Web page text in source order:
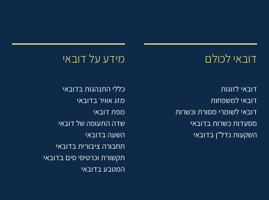
דובאי לכולם
דובאי לזוגות
דובאי למשפחות
דובאי לשומרי מסורת וכשרות
מסעדות כשרות בדובאי
השקעות נדל"ן בדובאי
מידע על דובאי
כללי התנהגות בדובאי
מזג אוויר בדובאי
מפת דובאי
שדה התעופה של דובאי
השעה בדובאי
תחבורה ציבורית בדובאי
תקשורת וכרטיסי סים בדובאי
המטבע בדובאי